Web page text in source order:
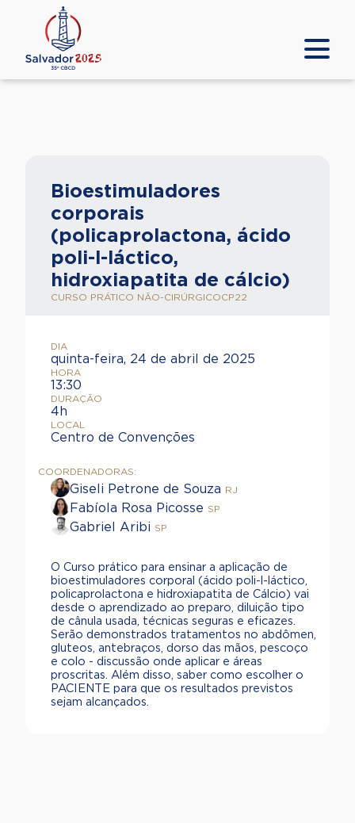
Bioestimuladores
corporais
(policaprolactona, ácido
poli-l-láctico,
hidroxiapatita de cálcio)
CURSO PRÁTICO NÃO-CIRÚRGICOCP22
DIA
quinta-feira, 24 de abril de 2025
HORA
13:30
DURAÇÃO
4h
LOCAL
Centro de Convenções
COORDENADORAS:
Giseli Petrone de Souza RJ
Fabíola Rosa Picosse SP
Gabriel Aribi SP
O Curso prático para ensinar a aplicação de
bioestimuladores corporal (ácido poli-l-láctico,
policaprolactona e hidroxiapatita de Cálcio) vai
desde o aprendizado ao preparo, diluição tipo
de cânula usada, técnicas seguras e eficazes.
Serão demonstrados tratamentos no abdômen,
gluteos, antebraços, dorso das mãos, pescoço
e colo - discussão onde aplicar e áreas
proscritas. Além disso, saber como escolher o
PACIENTE para que os resultados previstos
sejam alcançados.